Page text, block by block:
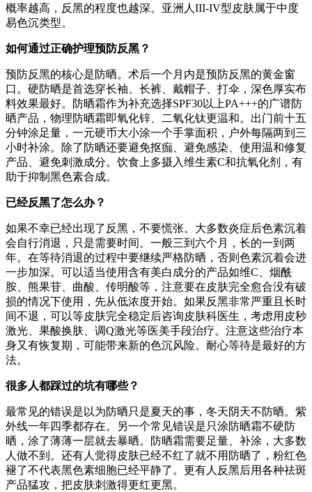
概率越高，反黑的程度也越深。亚洲人III-IV型皮肤属于中度
易色沉类型。
如何通过正确护理预防反黑？
预防反黑的核心是防晒。术后一个月内是预防反黑的黄金窗
口。硬防晒是首选穿长袖、长裤、戴帽子、打伞，深色厚实布
料效果最好。防晒霜作为补充选择SPF30以上PA+++的广谱防
晒产品，物理防晒霜即氧化锌、二氧化钛更温和。出门前十五
分钟涂足量，一元硬币大小涂一个手掌面积，户外每隔两到三
小时补涂。除了防晒还要避免抠痂、避免感染、使用温和修复
产品、避免刺激成分。饮食上多摄入维生素C和抗氧化剂，有
助于抑制黑色素合成。
已经反黑了怎么办？
如果不幸已经出现了反黑，不要慌张。大多数炎症后色素沉着
会自行消退，只是需要时间。一般三到六个月，长的一到两
年。在等待消退的过程中要继续严格防晒，否则色素沉着会进
一步加深。可以适当使用含有美白成分的产品如维C、烟酰
胺、熊果苷、曲酸、传明酸等，注意要在皮肤完全愈合没有破
损的情况下使用，先从低浓度开始。如果反黑非常严重且长时
间不退，可以等皮肤完全稳定后咨询皮肤科医生，考虑用皮秒
激光、果酸换肤、调Q激光等医美手段治疗。注意这些治疗本
身又有恢复期，可能带来新的色沉风险。耐心等待是最好的方
法。
很多人都踩过的坑有哪些？
最常见的错误是以为防晒只是夏天的事，冬天阴天不防晒。紫
外线一年四季都存在。另一个常见错误是只涂防晒霜不硬防
晒，涂了薄薄一层就去暴晒。防晒霜需要足量、补涂，大多数
人做不到。还有人觉得皮肤已经不红了就不用防晒了，粉红色
褪了不代表黑色素细胞已经平静了。更有人反黑后用各种祛斑
产品猛攻，把皮肤刺激得更红更黑。